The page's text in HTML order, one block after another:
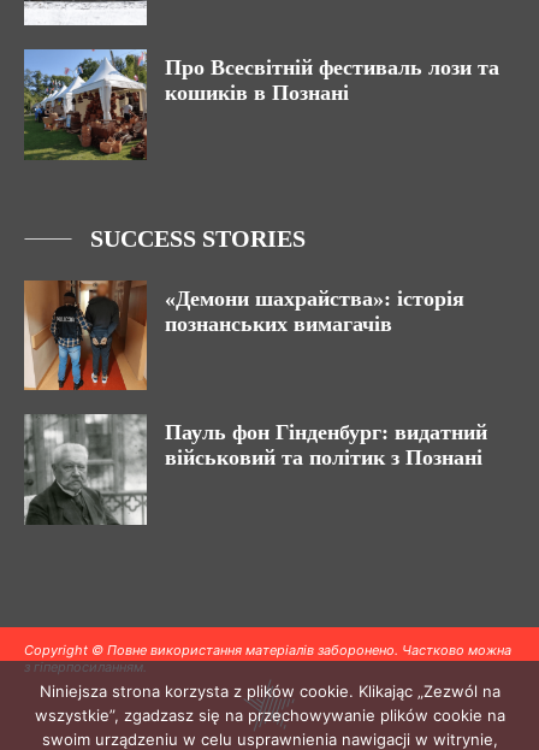
Про Всесвітній фестиваль лози та
кошиків в Познані
SUCCESS STORIES
«Демони шахрайства»: історія
познанських вимагачів
Пауль фон Гінденбург: видатний
військовий та політик з Познані
Copyright © Повне використання матеріалів заборонено. Частково можна
з гіперпосиланням.
Niniejsza strona korzysta z plików cookie. Klikając „Zezwól na
wszystkie”, zgadzasz się na przechowywanie plików cookie na
swoim urządzeniu w celu usprawnienia nawigacji w witrynie,